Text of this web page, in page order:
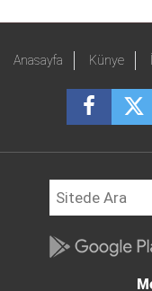
Anasayfa Künye